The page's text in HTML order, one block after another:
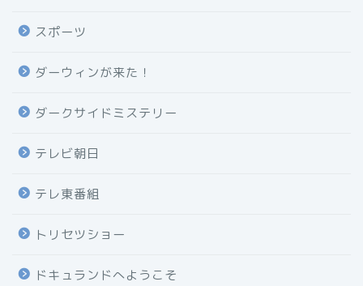
スポーツ
ダーウィンが来た！
ダークサイドミステリー
テレビ朝日
テレ東番組
トリセツショー
ドキュランドへようこそ